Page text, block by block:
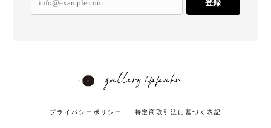
登録
プライバシーポリシー 特定商取引法に基づく表記